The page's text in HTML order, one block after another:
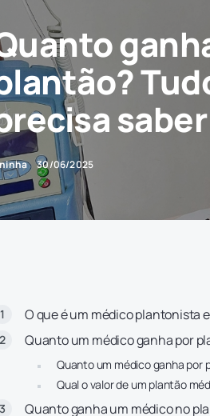
saber
30/06/2025
O que é um médico plantonista
Quanto um médico ganha por
Quanto um médico ganha por
Qual o valor de um plantão
Quanto ganha um médico no